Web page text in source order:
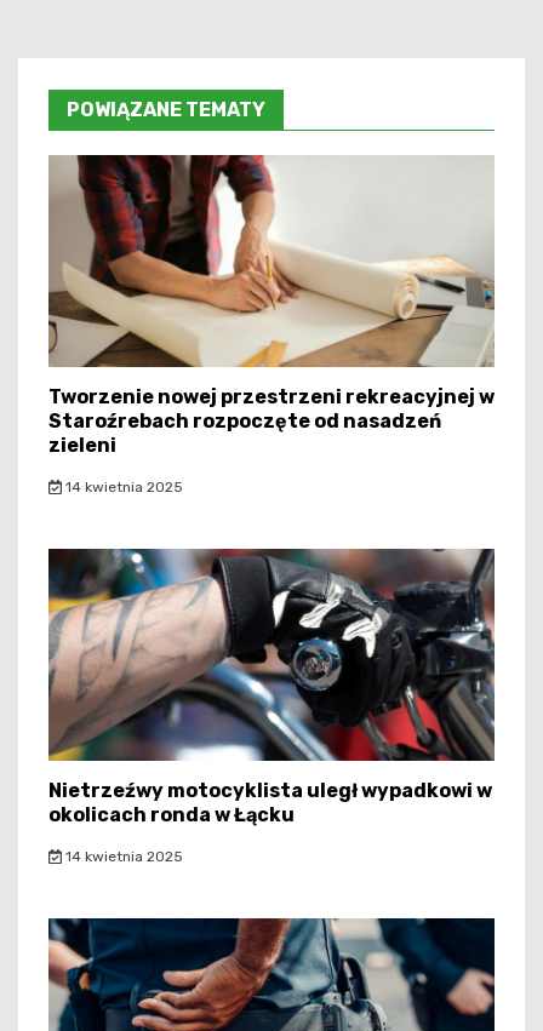
POWIĄZANE TEMATY
Tworzenie nowej przestrzeni rekreacyjnej w
Staroźrebach rozpoczęte od nasadzeń
zieleni
14 kwietnia 2025
Nietrzeźwy motocyklista uległ wypadkowi w
okolicach ronda w Łącku
14 kwietnia 2025